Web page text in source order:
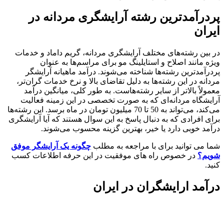
پردرآمدترین رشته آرایشگری مردانه در
ایران
در بین رشته‌های مختلف آرایشگری مردانه، گریم داماد و خدمات
ویژه مانند اصلاح و استایلینگ مو برای مراسم‌ها به عنوان
پردرآمدترین رشته‌ها شناخته می‌شوند. درآمد ماهیانه آرایشگر
مردانه در این رشته‌ها به دلیل تقاضای بالا و نرخ خدمات گران‌تر،
معمولاً بالاتر از سایر رشته‌هاست. به طور کلی، میانگین درآمد
آرایشگاه مردانه‌ای که به صورت تخصصی در این زمینه فعالیت
می‌کند، می‌تواند به 50 تا 70 میلیون تومان در ماه برسد. این رشته‌ها
برای افرادی که به دنبال پاسخ به این سوال هستند که آیا آرایشگری
درآمد خوبی دارد یا خیر، بهترین گزینه محسوب می‌شوند.
شما می توانید برای با مراجعه به مطلب چگونه یک آرایشگر موفق
شویم؟ در خصوص راه های موفقیت در این حرفه اطلاعات کسب
کنید.
درآمد ارایشگران در ایران